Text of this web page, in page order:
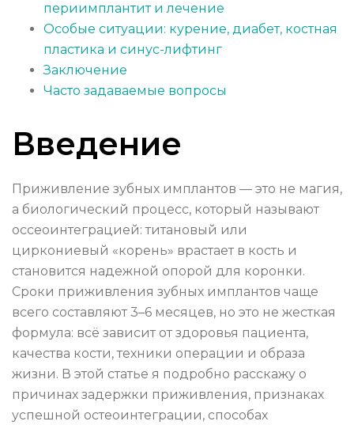
периимплантит и лечение
Особые ситуации: курение, диабет, костная
пластика и синус-лифтинг
Заключение
Часто задаваемые вопросы
Введение
Приживление зубных имплантов — это не магия,
а биологический процесс, который называют
оссеоинтеграцией: титановый или
циркониевый «корень» врастает в кость и
становится надежной опорой для коронки.
Сроки приживления зубных имплантов чаще
всего составляют 3–6 месяцев, но это не жесткая
формула: всё зависит от здоровья пациента,
качества кости, техники операции и образа
жизни. В этой статье я подробно расскажу о
причинах задержки приживления, признаках
успешной остеоинтеграции, способах